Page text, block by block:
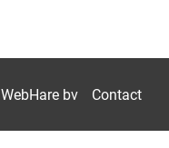
WebHare bv Contact